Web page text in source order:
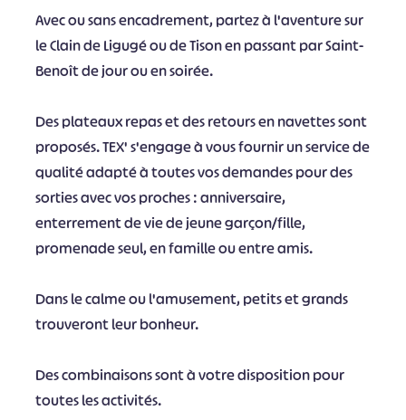
Avec ou sans encadrement, partez à l'aventure sur
le Clain de Ligugé ou de Tison en passant par Saint-
Benoît de jour ou en soirée.
Des plateaux repas et des retours en navettes sont
proposés. TEX' s'engage à vous fournir un service de
qualité adapté à toutes vos demandes pour des
sorties avec vos proches : anniversaire,
enterrement de vie de jeune garçon/fille,
promenade seul, en famille ou entre amis.
Dans le calme ou l'amusement, petits et grands
trouveront leur bonheur.
Des combinaisons sont à votre disposition pour
toutes les activités.